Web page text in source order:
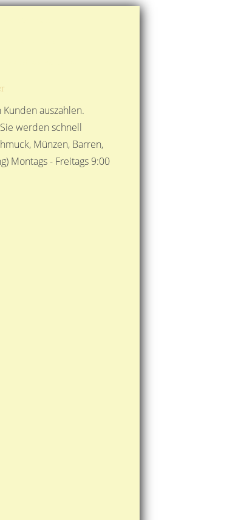
auszahlen.
werden schnell
Münzen, Barren,
Montags - Freitags 9:00